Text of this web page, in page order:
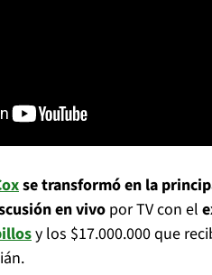
se transformó en la
en vivopor TV con el
y los $17.000.000 que